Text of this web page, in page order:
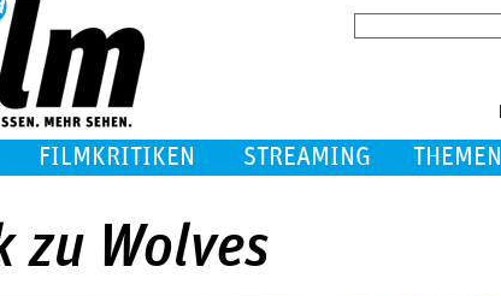
FILMKRITIKEN STREAMING THEMEN
zu Wolves